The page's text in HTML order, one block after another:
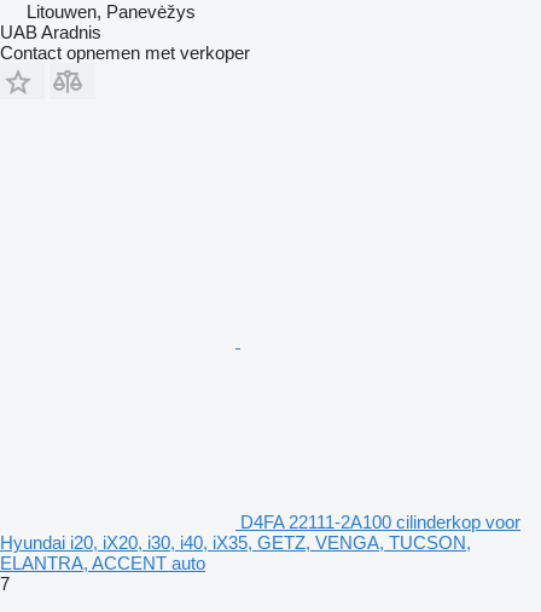
Litouwen, Panevėžys
UAB Aradnis
Contact opnemen met verkoper
D4FA 22111-2A100 cilinderkop voor
Hyundai i20, iX20, i30, i40, iX35, GETZ, VENGA, TUCSON,
ELANTRA, ACCENT auto
7